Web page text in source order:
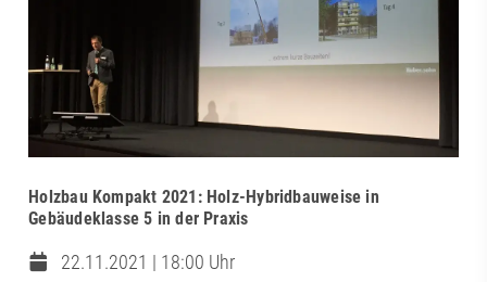
Holzbau Kompakt 2021: Holz-Hybridbauweise in
Gebäudeklasse 5 in der Praxis
22.11.2021 | 18:00 Uhr